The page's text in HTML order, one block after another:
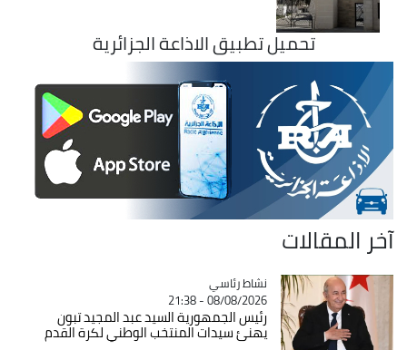
تحميل تطبيق الاذاعة الجزائرية
آخر المقالات
Catégorie
نشاط رئاسي
08/08/2026 - 21:38
رئيس الجمهورية السيد عبد المجيد تبون
يهنئ سيدات المنتخب الوطني لكرة القدم